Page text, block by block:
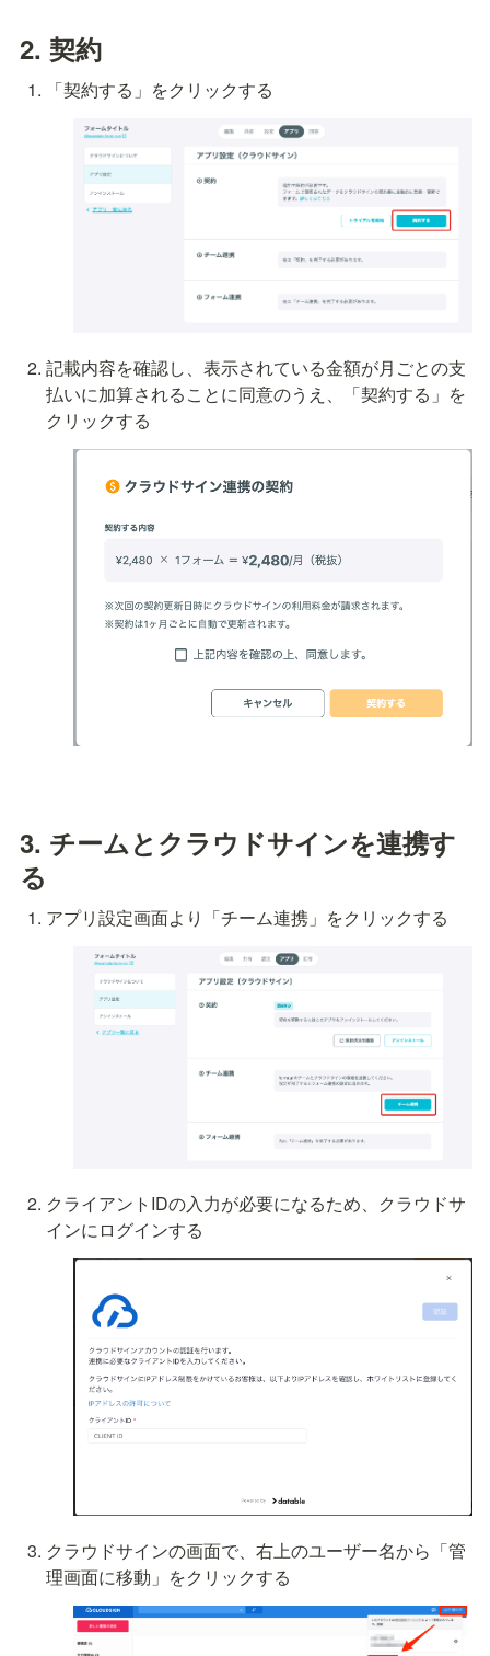
2. 契約
「契約する」をクリックする
記載内容を確認し、表示されている金額が月ごとの支
払いに加算されることに同意のうえ、「契約する」を
クリックする
3. チームとクラウドサインを連携す
る
アプリ設定画面より「チーム連携」をクリックする
クライアントIDの入力が必要になるため、クラウドサ
インにログインする
クラウドサインの画面で、右上のユーザー名から「管
理画面に移動」をクリックする